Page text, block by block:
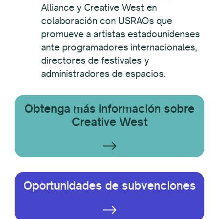
Alliance y Creative West en
colaboración con USRAOs que
promueve a artistas estadounidenses
ante programadores internacionales,
directores de festivales y
administradores de espacios.
Obtenga más información sobre
Creative West
Oportunidades de subvenciones